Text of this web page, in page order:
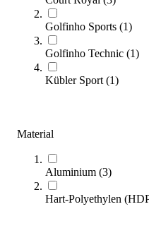
Golfinho Sports (1)
Golfinho Technic (1)
Kübler Sport (1)
Material
Aluminium (3)
Hart-Polyethylen
Tribünen
Artikel)
Zum Ratgeber
Kategorien & Filter
Sortieren nach